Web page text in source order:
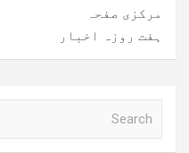
مرکزی صفحہ
ہفت روزہ اخبار